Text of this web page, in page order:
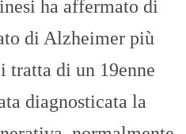
ha affermato di
di Alzheimer più
tratta di un 19enne
diagnosticata la